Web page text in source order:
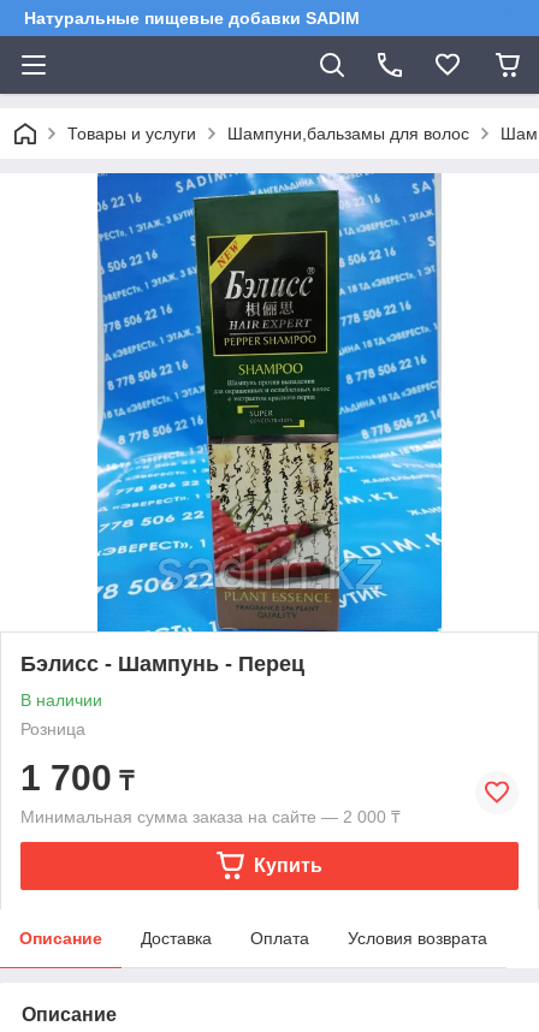
Натуральные пищевые добавки SADIM
Товары и услуги Шампуни,бальзамы для волос
Бэлисс - Шампунь - Перец
В наличии
Розница
1 700 ₸
Минимальная сумма заказа на сайте — 2 000 ₸
Купить
Описание Доставка Оплата Условия возврата
Описание